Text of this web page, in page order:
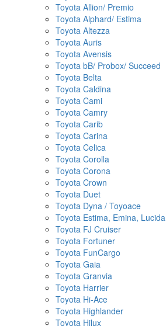
Toyota Allion/ Premio
Toyota Alphard/ Estima
Toyota Altezza
Toyota Auris
Toyota Avensis
Toyota bB/ Probox/ Succeed
Toyota Belta
Toyota Caldina
Toyota Cami
Toyota Camry
Toyota Carib
Toyota Carina
Toyota Celica
Toyota Corolla
Toyota Corona
Toyota Crown
Toyota Duet
Toyota Dyna / Toyoace
Toyota Estima, Emina, Lucida
Toyota FJ Cruiser
Toyota Fortuner
Toyota FunCargo
Toyota Gaia
Toyota Granvia
Toyota Harrier
Toyota Hi-Ace
Toyota Highlander
Toyota Hilux